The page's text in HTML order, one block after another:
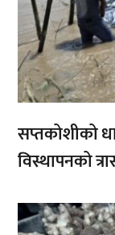
सप्तकोशीको
विस्थापनको
,